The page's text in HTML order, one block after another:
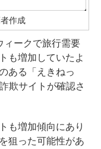
作成
ークで旅行需要
も増加していたよ
ある「えきねっ
欺サイトが確認さ
も増加傾向にあり
狙った可能性があ